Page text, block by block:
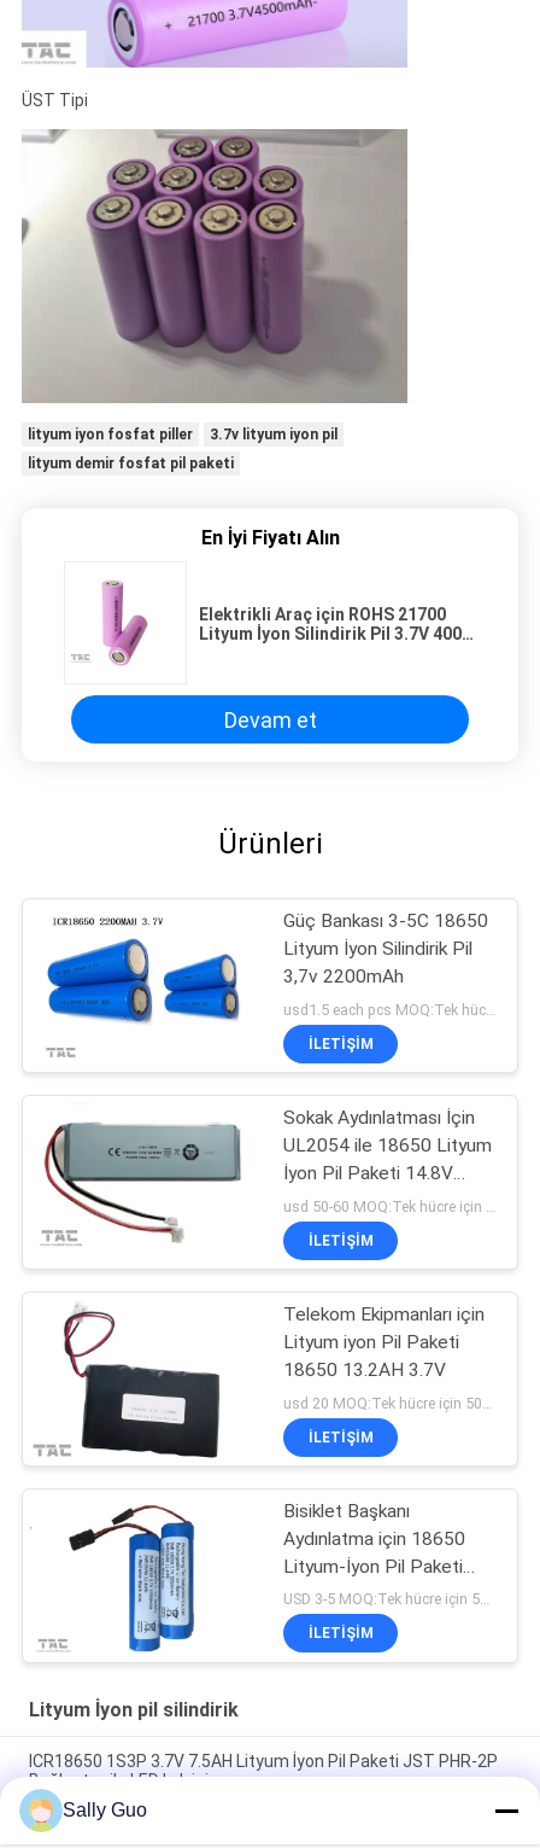
ÜST Tipi
lityum iyon fosfat piller
3.7v lityum iyon pil
lityum demir fosfat pil paketi
En İyi Fiyatı Alın
Elektrikli Araç için ROHS 21700
Lityum İyon Silindirik Pil 3.7V 4000
Devam et
Ürünleri
Güç Bankası 3-5C 18650
Lityum İyon Silindirik Pil
3,7v 2200mAh
usd1.5 each pcs MOQ:Tek hücre için 500 adet, pil paketleri için 50 adet
İLETIŞIM
Sokak Aydınlatması İçin
UL2054 ile 18650 Lityum
İyon Pil Paketi 14.8V
5.6ah
İLETIŞIM
Telekom Ekipmanları için
Lityum iyon Pil Paketi
18650 13.2AH 3.7V
İLETIŞIM
Bisiklet Başkanı
Aydınlatma için 18650
Lityum-İyon Pil Paketi
3350mah Benzer
Panasonic
USD 3-5 MOQ:Tek hücre için 500 adet, pil paketleri için 50 adet
İLETIŞIM
Lityum İyon pil silindirik
ICR18650 1S3P 3.7V 7.5AH Lityum İyon Pil Paketi JST PHR-2P
Bağlantısı ile LED Işık için
18650 Cep Telefonları İçin Lityum Pil INM 7.4V Lityum İyon
Sally Guo